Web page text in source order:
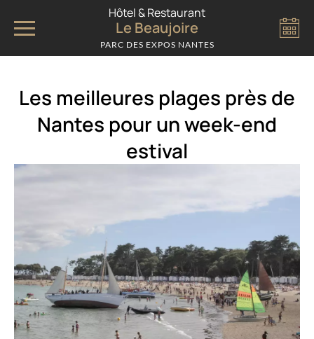
Hôtel & Restaurant
Le Beaujoire
PARC DES EXPOS NANTES
Les meilleures plages près de
Nantes pour un week-end
estival
Panneau de gestion des cookies